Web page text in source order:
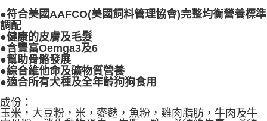
【注意事項】
１．透過由恩沛科技股份有限公司提供之「AFTEE先享後付」服務完成之交
易，需依本服務之必要範圍內提供個人資料，並將交易相關給付款項請求債
權轉讓予恩沛科技股份有限公司。
２．關於個人資料處理事宜，請瀏覽以下網址：
https://aftee.tw/terms/#terms3
「AFTEE先享後付」，若未經同意申辦者引起之損失，本公司不負相關責
任。
●符合美國AAFCO(美國飼料管理協會)完整均衡營養標準
調配
●健康的皮膚及毛髮
●含豐富Oemga3及6
●幫助骨骼發展
●綜合維他命及礦物質營養
●適合所有犬種及全年齡狗狗食用
成份：
玉米，大豆粉，米，麥麩，魚粉，雞肉脂肪，牛肉及牛